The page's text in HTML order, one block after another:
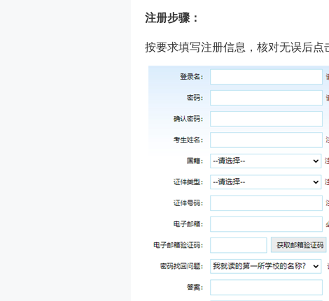
注册步骤：
按要求填写注册信息，核对无误后点